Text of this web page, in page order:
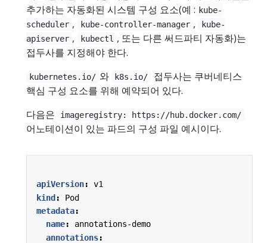
추가하는 자동화된 시스템 구성 요소(예 : kube-
scheduler , kube-controller-manager ,
kube-
apiserver , kubectl , 또는 다른 써드파티 자동화)는
접두사를 지정해야 한다.
kubernetes.io/ 와 k8s.io/
접두사는 쿠버네티스
핵심 구성 요소를 위해 예약되어 있다.
다음은
imageregistry: https://hub.docker.com/
어노테이션이 있는 파드의 구성 파일 예시이다.
apiVersion:
v1
kind:
Pod
metadata:
name:
annotations-demo
annotations: